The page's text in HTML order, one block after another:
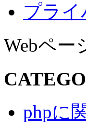
プラ
Webペー
phpに